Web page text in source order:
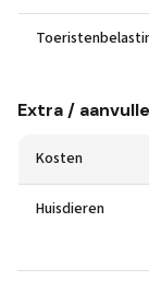
Extra /
Kosten
Huisdieren